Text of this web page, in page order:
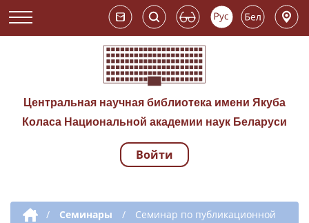
Центральная научная библиотека имени Якуба
Коласа Национальной академии наук Беларуси
Навигация по
Войти
Дополнительная навигация
/ Семинары /
Семинар по публикационной